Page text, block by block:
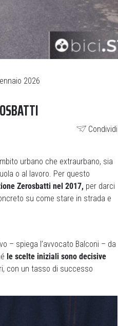
2026
Condividi
urbano che extraurbano, sia
o al lavoro. Per questo
Zerosbatti nel 2017, per darci
su come stare in strada e
– spiega l’avvocato Balconi – da
le scelte iniziali sono decisive
con un tasso di successo